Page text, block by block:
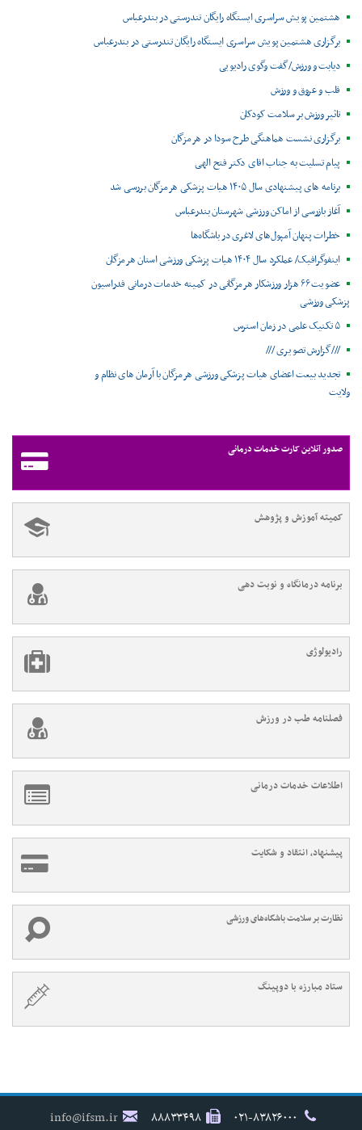
هشتمین پویش سراسری ایستگاه رایگان تندرستی در بندرعباس
برگزاری هشتمین پویش سراسری ایستگاه رایگان تندرستی در بندرعباس
دیابت و ورزش/گفت وگوی رادیویی
قلب و عروق و ورزش
تاثیر ورزش بر سلامت کودکان
برگزاری نشست هماهنگی طرح سودا در هرمزگان
پیام تسلیت به جناب اقای دکتر فتح الهی
برنامه های پیشنهادی سال ۱۴۰۵ هیات پزشکی هرمزگان بررسی شد
آغاز بازرسی از اماکن ورزشی شهرستان بندرعباس
خطرات پنهان آمپول‌های لاغری در باشگاه‌ها
اینفوگرافیک/ عملکرد سال ۱۴۰۴ هیات پزشکی ورزشی استان هرمزگان
عضویت ۶۶ هزار ورزشکار هرمزگانی در کمیته خدمات درمانی فدراسیون
پزشکی ورزشی
۵ تکنیک علمی در زمان استرس
///گزارش تصویری ///
تجدید بیعت اعضای هیات پزشکی ورزشی هرمزگان با آرمان های نظام و
ولایت
صدور آنلاین کارت خدمات درمانی
کمیته آموزش و پژوهش
برنامه درمانگاه و نوبت دهی
رادیولوژی
فصلنامه طب در ورزش
اطلاعات خدمات درمانی
پیشنهاد، انتقاد و شکایت
نظارت بر سلامت باشگاه‌های ورزشی
ستاد مبارزه با دوپینگ
۸۸۸۳۳۴۹۸ info@ifsm.ir